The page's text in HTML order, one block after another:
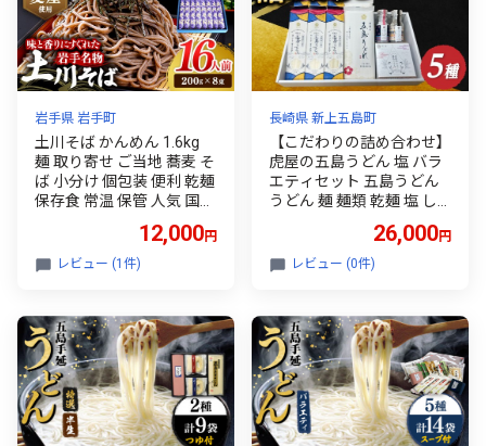
岩手県 岩手町
土川そば かんめん 1.6kg
麺 取り寄せ ご当地 蕎麦 そ
ば 小分け 個包装 便利 乾麺
保存食 常温 保管 人気 国内
12,000円
レビュー (1件)
長崎県 新上五島町
【こだわりの詰め合わせ】
虎屋の五島うどん 塩 バラ
エティセット 五島うどん
うどん 麺 麺類 乾麺 塩 し
ご あごだし だし スープ
【虎屋】 [RBA041]
26,000円
レビュー (0件)